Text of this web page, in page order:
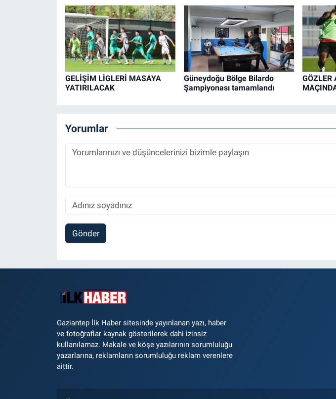
GELİŞİM LİGLERİ MASAYA
YATIRILACAK
Güneydoğu Bölge Bilardo
Şampiyonası tamamlandı
GÖZLER
Yorumlar
Gönder
Gaziantep İlk Haber sitesinde yayınlanan yazı, haber
ve fotoğraflar kaynak gösterilerek dahi izinsiz
kullanılamaz. Makale ve köşe yazılarının sorumluluğu
yazarlarına, reklamların sorumluluğu reklam verenlere
aittir.